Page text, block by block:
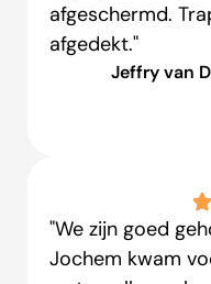
afgeschermd.
afgedekt."
Jeffry van
"We zijn goed
Jochem kwam